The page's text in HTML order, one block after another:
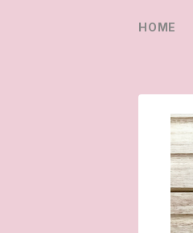
HOME